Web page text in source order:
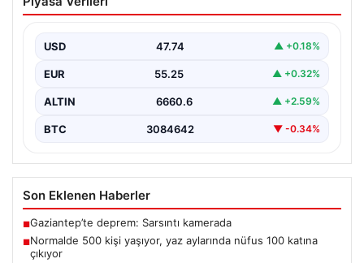
aylarında nüfus 100 katına çıkıyor
USD 47.74 ▲ +0.18%
EUR 55.25 ▲ +0.32%
ALTIN 6660.6 ▲ +2.59%
BTC 3084642 ▼ -0.34%
Son Eklenen Haberler
■Gaziantep’te deprem: Sarsıntı kamerada
■Normalde 500 kişi yaşıyor, yaz aylarında nüfus 100 katına
çıkıyor